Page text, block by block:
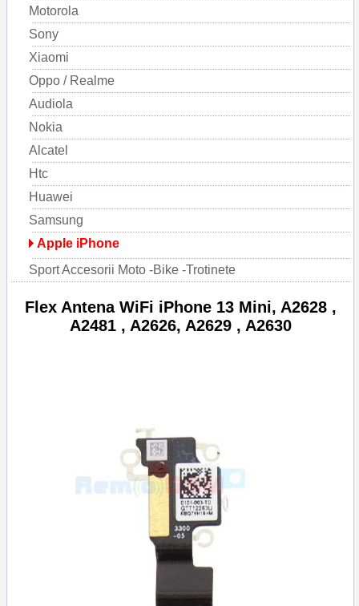
Motorola
Sony
Xiaomi
Oppo / Realme
Audiola
Nokia
Alcatel
Htc
Huawei
Samsung
Apple iPhone
Sport Accesorii Moto -Bike -Trotinete
Flex Antena WiFi iPhone 13 Mini, A2628 ,
A2481 , A2626, A2629 , A2630